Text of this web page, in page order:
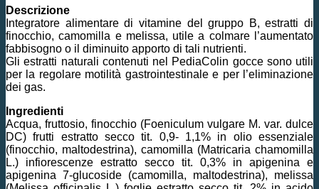
Descrizione
Integratore alimentare di vitamine del gruppo B, estratti di
finocchio, camomilla e melissa, utile a colmare l’aumentato
fabbisogno o il diminuito apporto di tali nutrienti.
Gli estratti naturali contenuti nel PediaColin gocce sono utili
per la regolare motilità gastrointestinale e per l’eliminazione
dei gas.
Ingredienti
Acqua, fruttosio, finocchio (Foeniculum vulgare M. var. dulce
DC) frutti estratto secco tit. 0,9- 1,1% in olio essenziale
(finocchio, maltodestrina), camomilla (Matricaria chamomilla
L.) infiorescenze estratto secco tit. 0,3% in apigenina e
apigenina 7-glucoside (camomilla, maltodestrina), melissa